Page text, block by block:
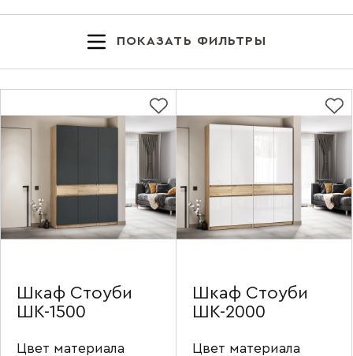
ПОКАЗАТЬ ФИЛЬТРЫ
Шкаф Стоуби
ШК-1500
Цвет материала
Шкаф Стоуби
ШК-2000
Цвет материала